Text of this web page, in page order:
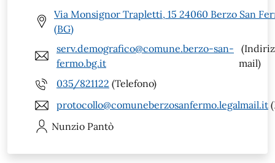
Via Monsignor Trapletti, 15 24060 Berzo San
(BG)
serv.demografico@comune.berzo-san-
fermo.bg.it
mail)
035/821122 (Telefono)
protocollo@comuneberzosanfermo.legalmail.it
Nunzio Pantò